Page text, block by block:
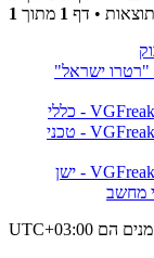
1 מתוך 1
ישראל"
מחשב
הם UTC+03:00